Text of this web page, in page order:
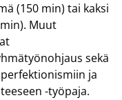
(150 min) tai kaksi
Muut
sekä
ja
-työpaja.